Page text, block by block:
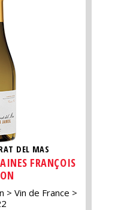
DEL MAS
FRANÇOIS
Vin de France